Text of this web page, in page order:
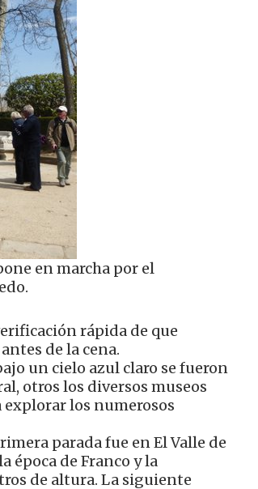
en marcha por el
rápida de que
de la cena.
un cielo azul claro se fueron
otros los diversos museos
explorar los numerosos
parada fue en El Valle de
época de Franco y la
de altura. La siguiente